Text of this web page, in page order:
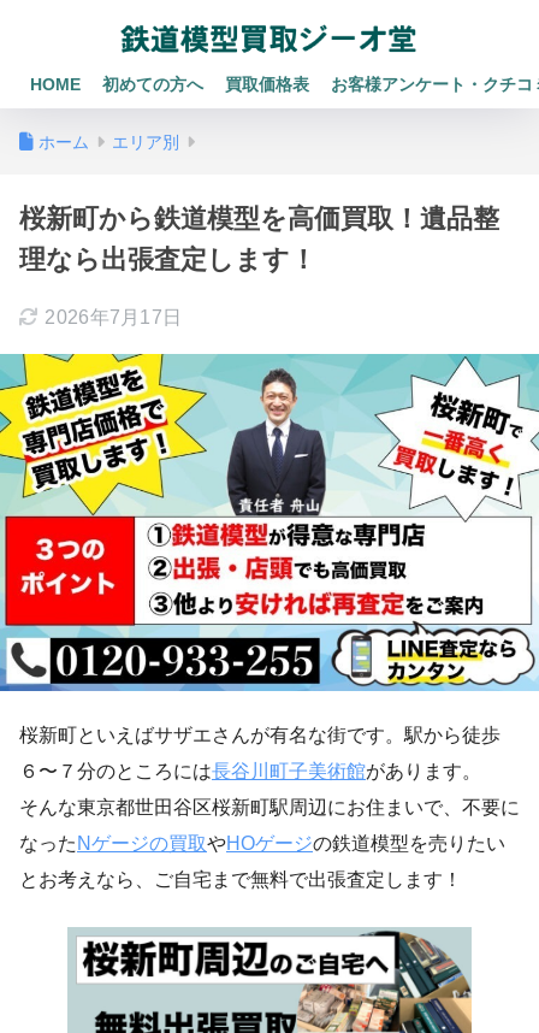
HOME 初めての方へ 買取価格表 お客様アンケート・クチコ
ホーム エリア別
桜新町から鉄道模型を高価買取！遺品整
理なら出張査定します！
2026年7月17日
桜新町といえばサザエさんが有名な街です。駅から徒歩
６〜７分のところには長谷川町子美術館があります。
そんな東京都世田谷区桜新町駅周辺にお住まいで、不要に
なった Nゲージの買取やHOゲージの鉄道模型を売りたい
とお考えなら、ご自宅まで無料で出張査定します！